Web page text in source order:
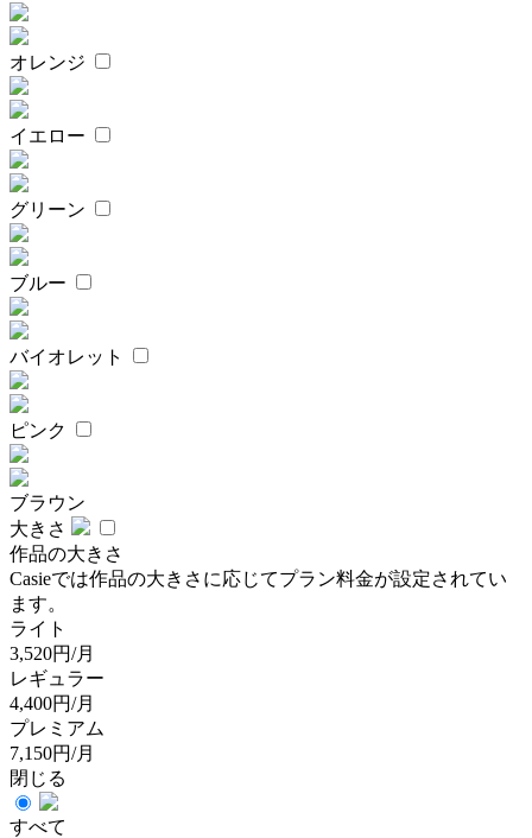
オレンジ
イエロー
グリーン
ブルー
バイオレット
ピンク
ブラウン
大きさ
作品の大きさ
Casieでは作品の大きさに応じてプラン料金が設定されてい
ます。
ライト
3,520円/月
レギュラー
4,400円/月
プレミアム
7,150円/月
閉じる
すべて